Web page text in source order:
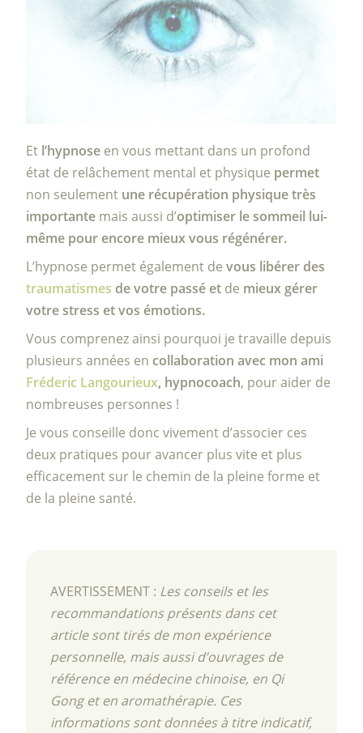
Et l’hypnose en vous mettant dans un profond
état de relâchement mental et physique permet
non seulement une récupération physique très
importante mais aussi d’optimiser le sommeil lui-
même pour encore mieux vous régénérer.
L’hypnose permet également devous libérer des
traumatismes de votre passé et de mieux gérer
votre stress et vos émotions.
Vous comprenez ainsi pourquoi je travaille depuis
plusieurs années en collaboration avec mon ami
Fréderic Langourieux, hypnocoach, pour aider de
nombreuses personnes !
Je vous conseille donc vivement d’associer ces
deux pratiques pour avancer plus vite et plus
efficacement sur le chemin de la pleine forme et
de la pleine santé.
AVERTISSEMENT : Les conseils et les
recommandations présents dans cet
article sont tirés de mon expérience
personnelle, mais aussi d’ouvrages de
référence en médecine chinoise, en Qi
Gong et en aromathérapie. Ces
informations sont données à titre indicatif,